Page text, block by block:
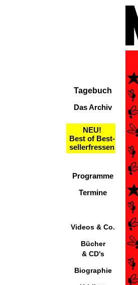
Tagebuch
Das Archiv
NEU!
Best of Best-
sellerfressen
Programme
Termine
Videos & Co.
Bücher
& CD's
Biographie